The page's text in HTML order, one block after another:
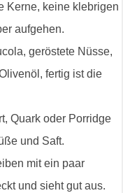
Kerne, keine klebrigen
aufgehen.
geröstete Nüsse,
fertig ist die
Quark oder Porridge
und Saft.
mit ein paar
und sieht gut aus.